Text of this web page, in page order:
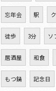
忘年会 駅
徒歩 3分 ソ
居酒屋 和食
もつ鍋 記念日